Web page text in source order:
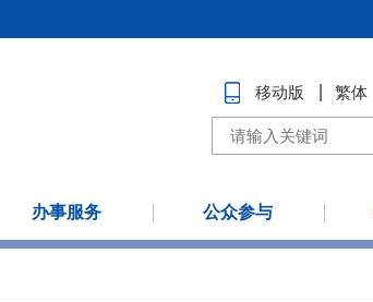
移动版 繁体
办事服务 公众参与